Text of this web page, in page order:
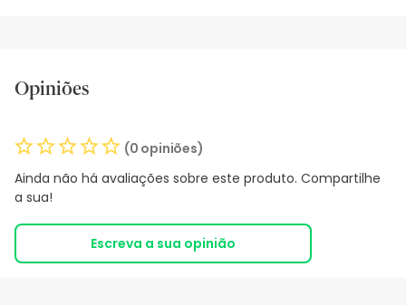
Opiniões
(0 opiniões)
Ainda não há avaliações sobre este produto. Compartilhe
a sua!
Escreva a sua opinião